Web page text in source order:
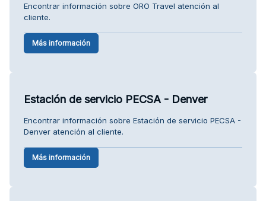
Encontrar información sobre ORO Travel atención al
cliente.
Más información
Estación de servicio PECSA - Denver
Encontrar información sobre Estación de servicio PECSA -
Denver atención al cliente.
Más información